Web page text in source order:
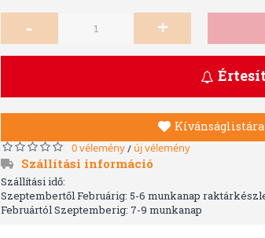
- +
Kívánságlistára
0 vélemény/ új vélemény
Szállítási információ
Szállítási idő:
Szeptembertől Februárig: 5-6 munkanap
Februártól Szeptemberig: 7-9 munkanap